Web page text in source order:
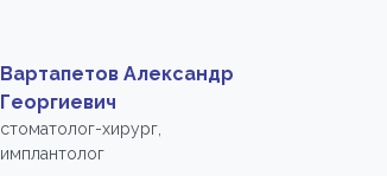
Вартапетов Александр
Георгиевич
стоматолог-хирург,
имплантолог